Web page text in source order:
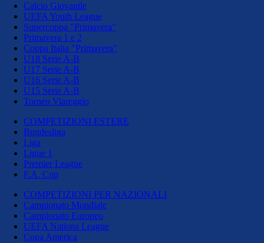
Calcio Giovanile
UEFA Youth League
Supercoppa "Primavera"
Primavera 1 e 2
Coppa Italia "Primavera"
U18 Serie A-B
U17 Serie A-B
U16 Serie A-B
U15 Serie A-B
Torneo Viareggio
COMPETIZIONI ESTERE
Bundesliga
Liga
Ligue 1
Premier League
F.A. Cup
COMPETIZIONI PER NAZIONALI
Campionato Mondiale
Campionato Europeo
UEFA Nations League
Copa America